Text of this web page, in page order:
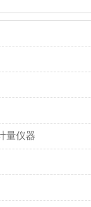
量仪器